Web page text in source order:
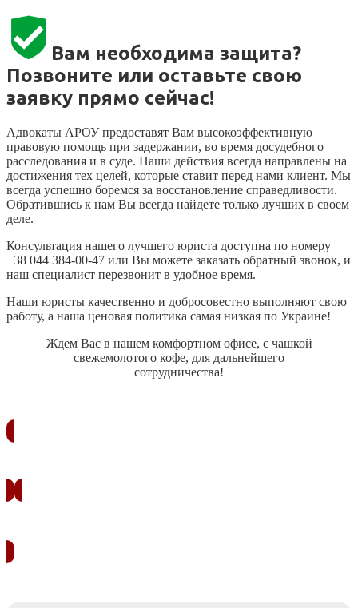
Вам необходима защита?
Позвоните или оставьте свою
заявку прямо сейчас!
Адвокаты АРОУ предоставят Вам высокоэффективную
правовую помощь при задержании, во время досудебного
расследования и в суде. Наши действия всегда направлены на
достижения тех целей, которые ставит перед нами клиент. Мы
всегда успешно боремся за восстановление справедливости.
Обратившись к нам Вы всегда найдете только лучших в своем
деле.
Консультация нашего лучшего юриста доступна по номеру
+38 044 384-00-47 или Вы можете заказать обратный звонок, и
наш специалист перезвонит в удобное время.
Наши юристы качественно и добросовестно выполняют свою
работу, а наша ценовая политика самая низкая по Украине!
Ждем Вас в нашем комфортном офисе, с чашкой
свежемолотого кофе, для дальнейшего
сотрудничества!